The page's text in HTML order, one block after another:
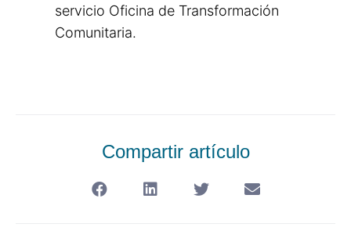
servicio Oficina de Transformación
Comunitaria.
Compartir artículo